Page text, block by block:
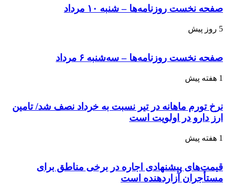
صفحه نخست روزنامه‌ها – شنبه ۱۰ مرداد
5 روز پیش
صفحه نخست روزنامه‌ها – سه‌شنبه ۶ مرداد
1 هفته پیش
نرخ تورم ماهانه در تیر نسبت به خرداد نصف شد/ تامین
ارز دارو در اولویت است
1 هفته پیش
قیمت‌های پیشنهادی اجاره در برخی مناطق برای
مستأجران آزاردهنده است